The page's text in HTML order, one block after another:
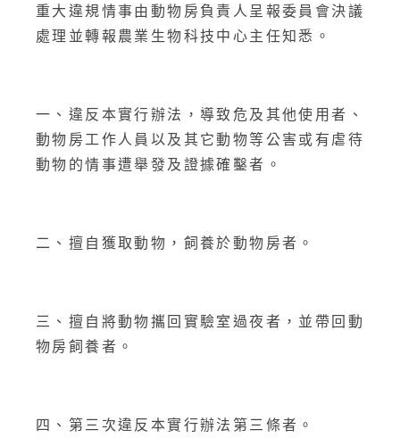
重大違規情事由動物房負責人呈報委員會決議
處理並轉報農業生物科技中心主任知悉。
一、違反本實行辦法，導致危及其他使用者、
動物房工作人員以及其它動物等公害或有虐待
動物的情事遭舉發及證據確鑿者。
二、擅自獲取動物，飼養於動物房者。
三、擅自將動物攜回實驗室過夜者，並帶回動
物房飼養者。
四、第三次違反本實行辦法第三條者。